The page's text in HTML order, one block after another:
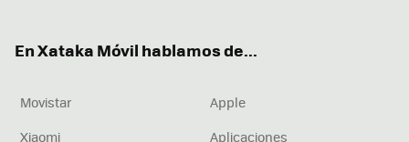
En Xataka Móvil hablamos de...
Movistar
Apple
Xiaomi
Aplicaciones